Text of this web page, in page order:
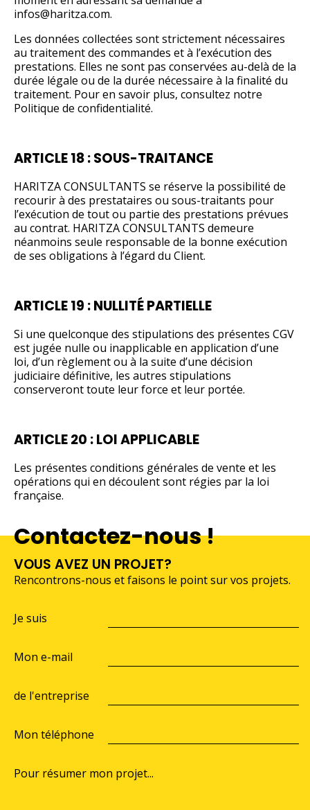
infos@haritza.com.
Les données collectées sont strictement nécessaires
au traitement des commandes et à l’exécution des
prestations. Elles ne sont pas conservées au-delà de la
durée légale ou de la durée nécessaire à la finalité du
traitement. Pour en savoir plus, consultez notre
Politique de confidentialité.
ARTICLE 18 : SOUS-TRAITANCE
HARITZA CONSULTANTS se réserve la possibilité de
recourir à des prestataires ou sous-traitants pour
l’exécution de tout ou partie des prestations prévues
au contrat. HARITZA CONSULTANTS demeure
néanmoins seule responsable de la bonne exécution
de ses obligations à l’égard du Client.
ARTICLE 19 : NULLITÉ PARTIELLE
Si une quelconque des stipulations des présentes CGV
est jugée nulle ou inapplicable en application d’une
loi, d’un règlement ou à la suite d’une décision
judiciaire définitive, les autres stipulations
conserveront toute leur force et leur portée.
ARTICLE 20 : LOI APPLICABLE
Les présentes conditions générales de vente et les
opérations qui en découlent sont régies par la loi
française.
Contactez-nous !
VOUS AVEZ UN PROJET?
Rencontrons-nous et faisons le point sur vos projets.
Je suis
Mon e-mail
de l'entreprise
Mon téléphone
Pour résumer mon projet...